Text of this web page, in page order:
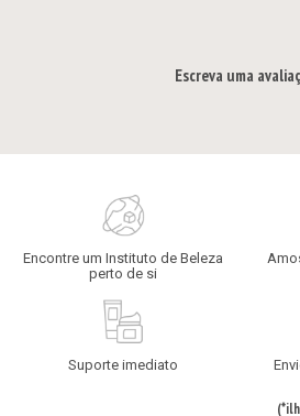
Escreva uma
Encontre um Instituto de Beleza
perto de si
Suporte imediato